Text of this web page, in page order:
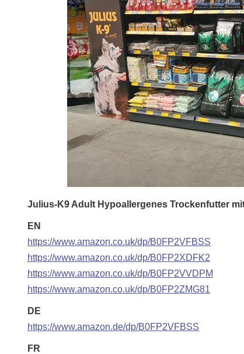
Julius-K9 Adult Hypoallergenes Trockenfutter
EN
https://www.amazon.co.uk/dp/B0FP2VFBSS
https://www.amazon.co.uk/dp/B0FP2XDFK2
https://www.amazon.co.uk/dp/B0FP2VVDPM
https://www.amazon.co.uk/dp/B0FP2ZMG81
DE
https://www.amazon.de/dp/B0FP2VFBSS
FR